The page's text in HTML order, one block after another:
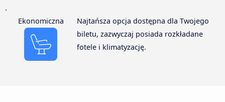
.
Ekonomiczna
Najtańsza opcja dostępna dla Twojego
biletu, zazwyczaj posiada rozkładane
fotele i klimatyzację.